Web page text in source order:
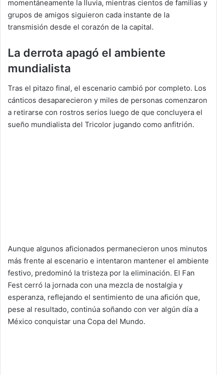
momentáneamente la lluvia, mientras cientos de familias y
grupos de amigos siguieron cada instante de la
transmisión desde el corazón de la capital.
La derrota apagó el ambiente
mundialista
Tras el pitazo final, el escenario cambió por completo. Los
cánticos desaparecieron y miles de personas comenzaron
a retirarse con rostros serios luego de que concluyera el
sueño mundialista del Tricolor jugando como anfitrión.
Aunque algunos aficionados permanecieron unos minutos
más frente al escenario e intentaron mantener el ambiente
festivo, predominó la tristeza por la eliminación. El Fan
Fest cerró la jornada con una mezcla de nostalgia y
esperanza, reflejando el sentimiento de una afición que,
pese al resultado, continúa soñando con ver algún día a
México conquistar una Copa del Mundo.